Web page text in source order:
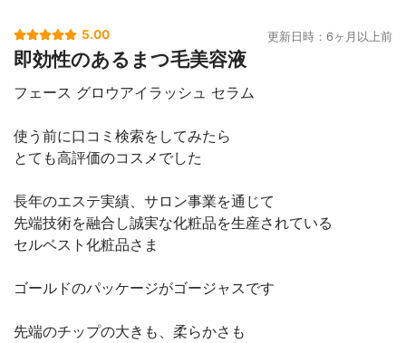
5.00 更新日時：6ヶ月以上前
即効性のあるまつ毛美容液
フェース グロウアイラッシュ セラム
使う前に口コミ検索をしてみたら
とても高評価のコスメでした
長年のエステ実績、サロン事業を通じて
先端技術を融合し誠実な化粧品を生産されている
セルベスト化粧品さま
ゴールドのパッケージがゴージャスです
先端のチップの大きも、柔らかさも